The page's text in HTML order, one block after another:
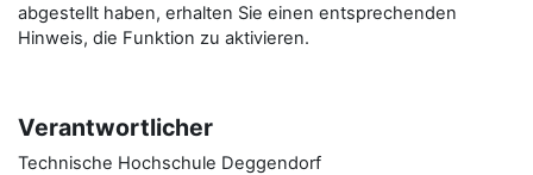
abgestellt haben, erhalten Sie einen entsprechenden
Hinweis, die Funktion zu aktivieren.
Verantwortlicher
Technische Hochschule Deggendorf